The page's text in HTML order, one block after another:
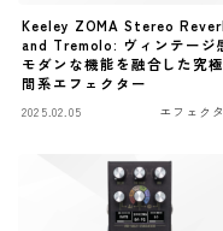
ギターアンプ
ベースアンプ
ヘッドフォン
アプリ
Keeley ZOMA Stereo
and Tremolo: ヴィンテージ
モダンな機能を融合した究
間系エフェクター
2025.02.05 エフェク